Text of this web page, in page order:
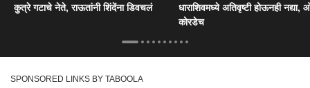
कुत्रे गटाचे नेते, राऊतांनी शिंदेंना डिवचलं
धाराशिवमध्ये अतिवृष्टी होऊनही नद्या,
कोरडेच
SPONSORED LINKS BY TABOOLA